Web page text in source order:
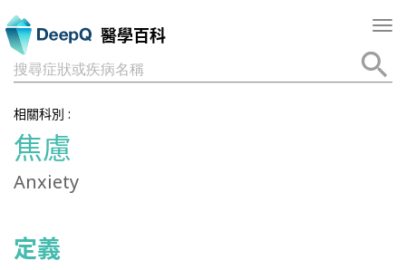
醫學百科
搜尋症狀或疾病名稱
相關科別 :
焦慮
Anxiety
定義